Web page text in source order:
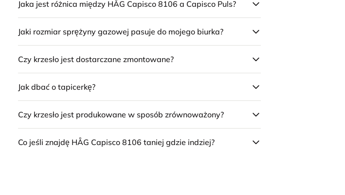
Jaka jest różnica między HÅG Capisco 8106 a Capisco Puls?
Jaki rozmiar sprężyny gazowej pasuje do mojego biurka?
Czy krzesło jest dostarczane zmontowane?
Jak dbać o tapicerkę?
Czy krzesło jest produkowane w sposób zrównoważony?
Co jeśli znajdę HÅG Capisco 8106 taniej gdzie indziej?